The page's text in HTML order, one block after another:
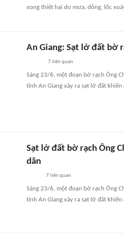
xong thiệt hại do mưa, dông, lốc
An Giang: Sạt lở đất bờ
7liên quan
Sáng 23/6, một đoạn bờ rạch Ông
tỉnh An Giang xảy ra sạt lở đất
Sạt lở đất bờ rạch Ông
dân
7 liên quan
Sáng 23/6, một đoạn bờ rạch Ông
tỉnh An Giang xảy ra sạt lở đất